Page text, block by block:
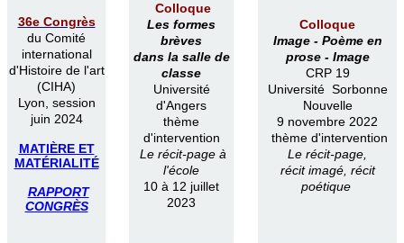
36e Congrès
du Comité
international
d'Histoire de l'art
(CIHA)
Lyon, session
juin 2024
MATIÈRE ET
MATÉRIALITÉ
RAPPORT
CONGRÈS
Colloque
Les formes
brèves
dans la salle de
classe
Université
d'Angers
thème
d'intervention
Le récit-page à
l'école
10 à 12 juillet
2023
Colloque
Image - Poème en
prose - Image
CRP 19
Université Sorbonne
Nouvelle
9 novembre 2022
thème d'intervention
Le récit-page,
récit imagé, récit
poétique